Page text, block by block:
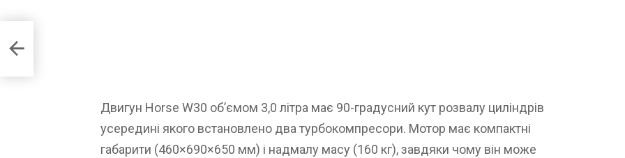
Двигун Horse W30 об’ємом 3,0 літра має 90-градусний кут розвалу циліндрів
усередині якого встановлено два турбокомпресори. Мотор має компактні
габарити (460×690×650 мм) і надмалу масу (160 кг), завдяки чому він може